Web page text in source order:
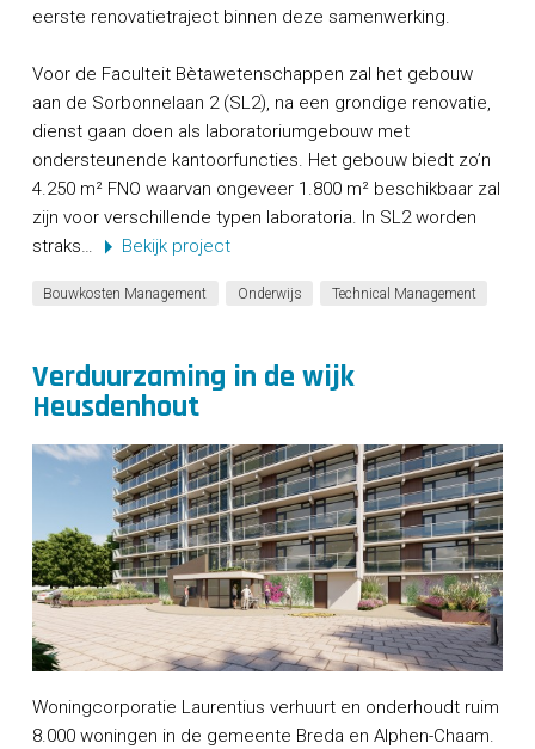
eerste renovatietraject binnen deze samenwerking.
Voor de Faculteit Bètawetenschappen zal het gebouw
aan de Sorbonnelaan 2 (SL2), na een grondige renovatie,
dienst gaan doen als laboratoriumgebouw met
ondersteunende kantoorfuncties. Het gebouw biedt zo’n
4.250 m² FNO waarvan ongeveer 1.800 m² beschikbaar zal
zijn voor verschillende typen laboratoria. In SL2 worden
straks…
Bekijk project
Bouwkosten Management Onderwijs Technical Management
Verduurzaming in de wijk
Heusdenhout
Woningcorporatie Laurentius verhuurt en onderhoudt ruim
8.000 woningen in de gemeente Breda en Alphen-Chaam.